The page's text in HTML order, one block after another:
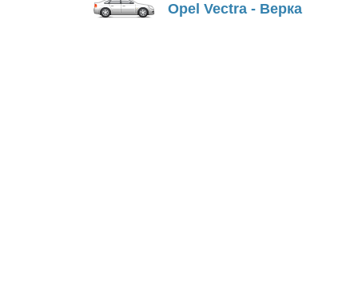
Opel Vectra - Верка